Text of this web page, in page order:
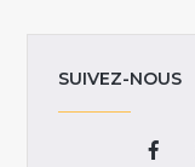
SUIVEZ-NOUS